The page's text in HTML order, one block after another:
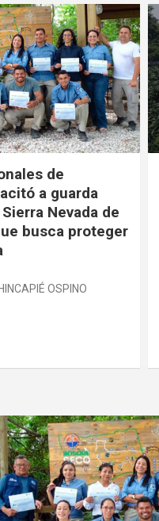
de
a guarda
Nevada de
busca proteger
OSPINO